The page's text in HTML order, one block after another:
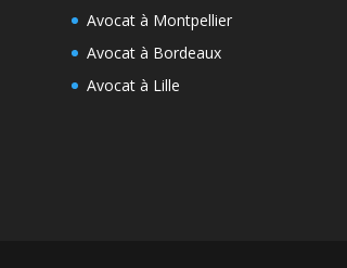
Avocat à Montpellier
Avocat à Bordeaux
Avocat à Lille